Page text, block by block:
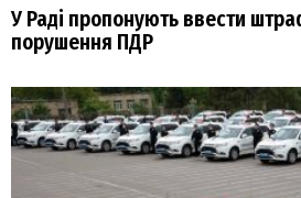
У Раді пропонують ввести
порушення ПДР